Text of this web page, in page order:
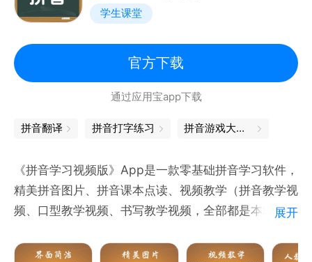
【更多功能】
供智能练习，家长还能自定义定制专项。
拼音宝典：直观展示孩子进度，发音、写字、拼读一键
健康保护：默认设置使用时间，超时需要家长干预，避
《悟空拼音》助力孩子打下拼音基础，《悟空识字》带
领孩子认识汉字，《悟空阅读》引导孩子逐步实现自主
阅读。悟空系列，专注孩子启蒙教育十几年，助力孩子
成长每一天。
学生课堂
官方下载
通过应用宝app下载
拼音翻译 拼音打字练习 拼音游戏大闯关
《拼音学习视频版》App是一款零基础拼音学习软件，
精美拼音图片、拼音课本点读、视频教学（拼音教学视
频、口型教学视频、书写教学视频，全部都是本地视
试，是学习拼音字母的好帮手。所有的数据均不需要网
展开